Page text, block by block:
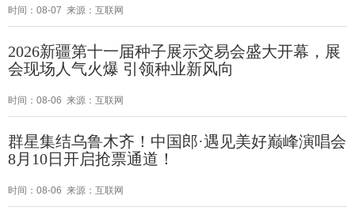
时间：08-07 来源：互联网
2026新疆第十一届种子展示交易会盛大开幕，展
会现场人气火爆 引领种业新风向
时间：08-06 来源：互联网
群星集结乌鲁木齐！中国郎·遇见美好巅峰演唱会
8月10日开启抢票通道！
时间：08-06 来源：互联网